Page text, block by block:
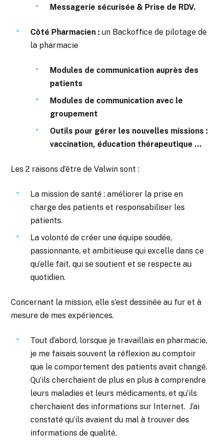
Messagerie sécurisée & Prise de RDV.
Côté Pharmacien :un Backoffice de pilotage de
la pharmacie
Modules de communication auprès des
patients
Modules de communication avec le
groupement
Outils pour gérer les nouvelles missions :
vaccination, éducation thérapeutique …
Les 2 raisons d’être de Valwin sont :
La mission de santé : améliorer la prise en
charge des patients et responsabiliser les
patients.
La volonté de créer une équipe soudée,
passionnante, et ambitieuse qui excelle dans ce
qu’elle fait, qui se soutient et se respecte au
quotidien.
Concernant la mission, elle s’est dessinée au fur et à
mesure de mes expériences.
Tout d’abord, lorsque je travaillais en pharmacie,
je me faisais souvent la réflexion au comptoir
que le comportement des patients avait changé.
Qu’ils cherchaient de plus en plus à comprendre
leurs maladies et leurs médicaments, et qu’ils
cherchaient des informations sur Internet. J’ai
constaté qu’ils avaient du mal à trouver des
informations de qualité.